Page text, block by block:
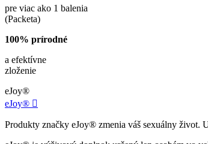
pre viac ako 1 balenia
(Packeta)
100% prírodné
a efektívne
zloženie
eJoy®
eJoy® 
Produkty značky eJoy® zmenia váš sexuálny život.